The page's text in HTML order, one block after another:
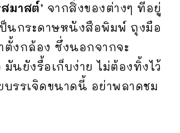
มาสต์’ จากสิ่งของต่างๆ ที่อยู่
ป็นกระดาษหนังสือพิมพ์ ถุงมือ
ตั้งกล้อง ซึ่งนอกจากจะ
นยังรื้อเก็บง่าย ไม่ต้องทิ้งไว้
บรรเจิดขนาดนี้ อย่าพลาดชม